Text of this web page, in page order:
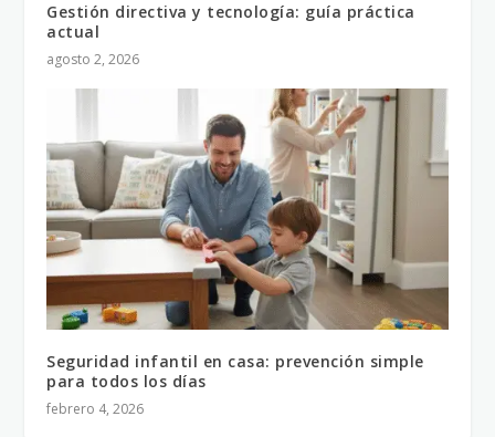
Gestión directiva y tecnología: guía práctica
actual
agosto 2, 2026
Seguridad infantil en casa: prevención simple
para todos los días
febrero 4, 2026